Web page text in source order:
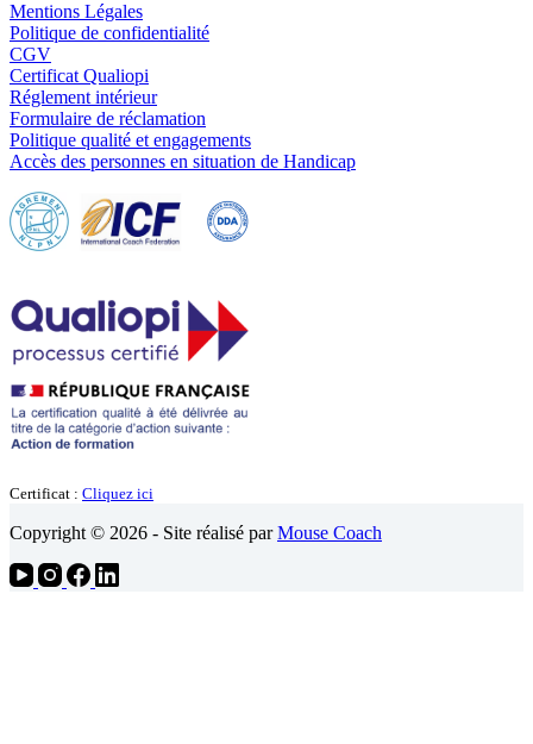
Mentions Légales
Politique de confidentialité
CGV
Certificat Qualiopi
Réglement intérieur
Formulaire de réclamation
Politique qualité et engagements
Accès des personnes en situation de Handicap
Certificat : Cliquez ici
Copyright © 2026 - Site réalisé parMouse Coach